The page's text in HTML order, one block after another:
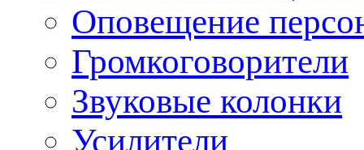
Оповещение
Громкоговорители
Звуковые колонки
Усилители